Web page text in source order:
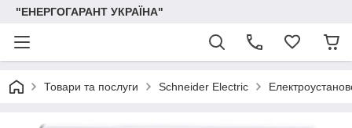
"ЕНЕРГОГАРАНТ УКРАЇНА"
Товари та послуги Schneider Electric